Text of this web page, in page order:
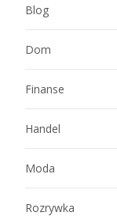
Blog
Dom
Finanse
Handel
Moda
Rozrywka